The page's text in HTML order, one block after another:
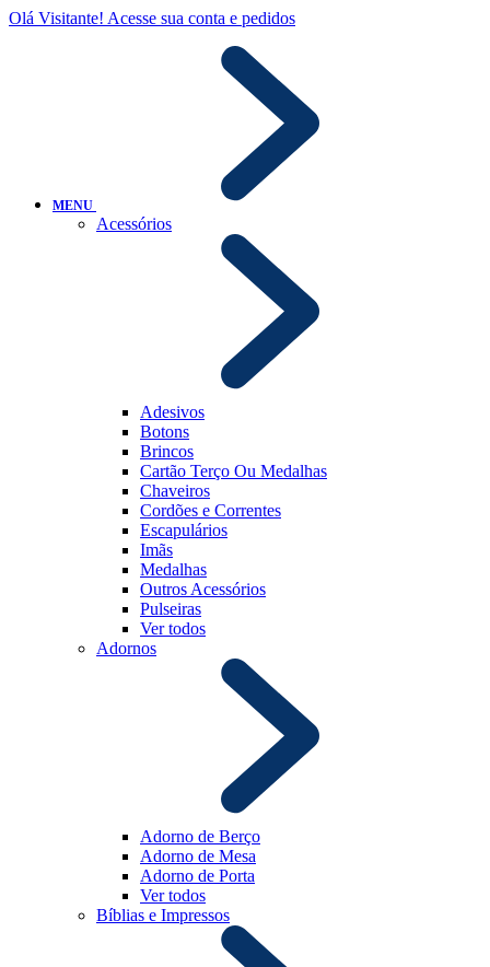
Olá Visitante! Acesse sua conta e pedidos
MENU
Acessórios
Adesivos
Botons
Brincos
Cartão Terço Ou Medalhas
Chaveiros
Cordões e Correntes
Escapulários
Imãs
Medalhas
Outros Acessórios
Pulseiras
Ver todos
Adornos
Adorno de Berço
Adorno de Mesa
Adorno de Porta
Ver todos
Bíblias e Impressos